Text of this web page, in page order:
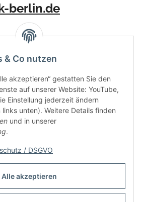
Alle akzeptieren
& Co nutzen
akzeptieren“ gestatten Sie den
auf unserer Website: YouTube,
Einstellung jederzeit ändern
unten). Weitere Details finden
und in unserer
.
/ DSGVO
berlin.de